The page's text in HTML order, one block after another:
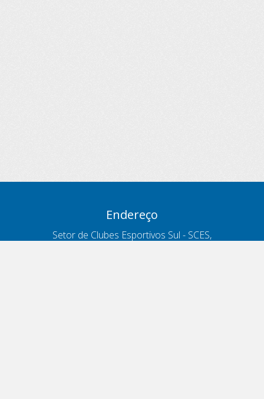
Endereço
Setor de Clubes Esportivos Sul - SCES,